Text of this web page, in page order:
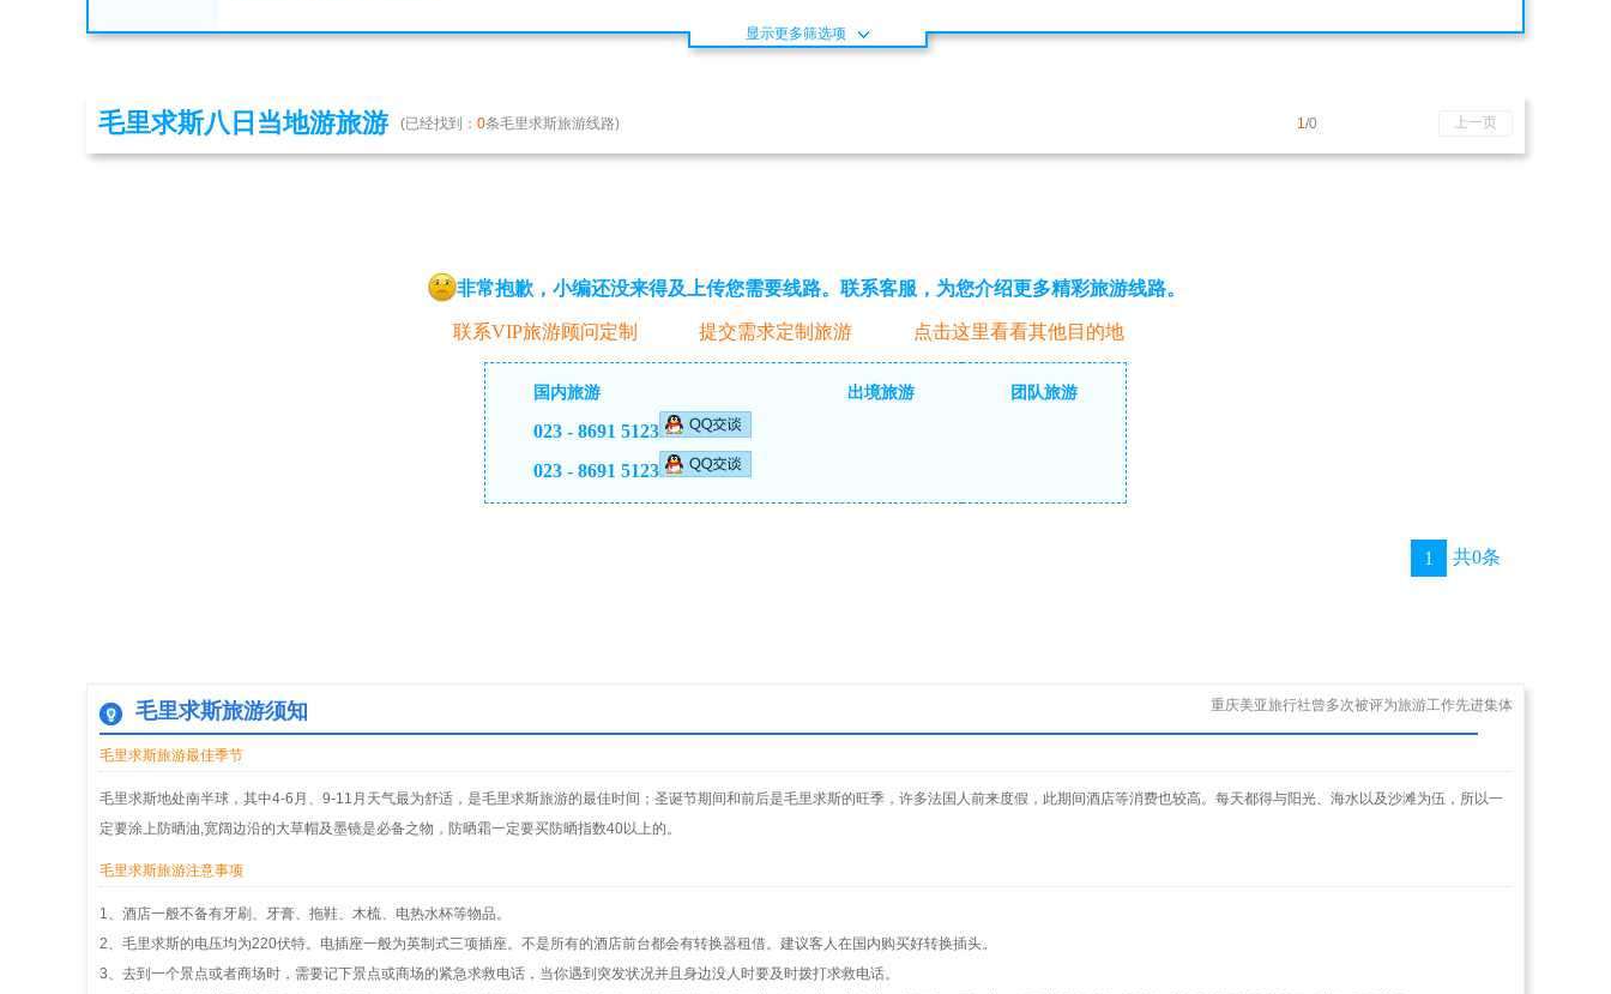
显示更多筛选项
毛里求斯八日当地游旅游 (已经找到： 0条毛里求斯旅游线路) 1/0 上一页
非常抱歉，小编还没来得及上传您需要线路。联系客服，为您介绍更多精彩旅游线路。
联系VIP旅游顾问定制 提交需求定制旅游 点击这里看看其他目的地
国内旅游
023 - 8691 5123
023 - 8691 5123
出境旅游 团队旅游
共0条
1
重庆美亚旅行社曾多次被评为旅游工作先进集体
毛里求斯旅游须知
毛里求斯旅游最佳季节
毛里求斯地处南半球，其中4-6月、9-11月天气最为舒适，是毛里求斯旅游的最佳时间；圣诞节期间和前后是毛里求斯的旺季，许多法国人前来度假，此期间酒店等消费也较高。每天都得与阳光、海水以及沙滩为伍，所以一
定要涂上防晒油,宽阔边沿的大草帽及墨镜是必备之物，防晒霜一定要买防晒指数40以上的。
毛里求斯旅游注意事项
1、酒店一般不备有牙刷、牙膏、拖鞋、木梳、电热水杯等物品。
2、毛里求斯的电压均为220伏特。电插座一般为英制式三项插座。不是所有的酒店前台都会有转换器租借。建议客人在国内购买好转换插头。
3、去到一个景点或者商场时，需要记下景点或商场的紧急求救电话，当你遇到突发状况并且身边没人时要及时拨打求救电话。